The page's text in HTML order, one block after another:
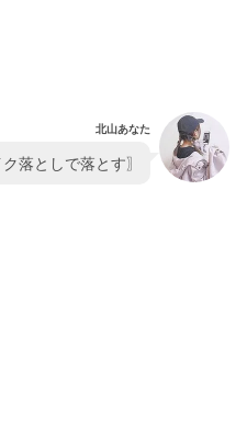
北山あなた
落としで落とす〗